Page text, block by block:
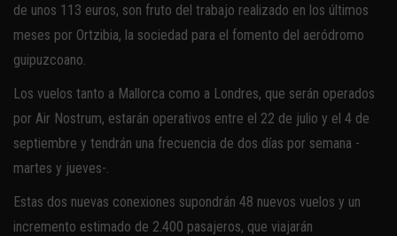
de unos 113 euros, son fruto del trabajo realizado en los últimos
meses por Ortzibia, la sociedad para el fomento del aeródromo
guipuzcoano.
Los vuelos tanto a Mallorca como a Londres, que serán operados
por Air Nostrum, estarán operativos entre el 22 de julio y el 4 de
septiembre y tendrán una frecuencia de dos días por semana -
martes y jueves-.
Estas dos nuevas conexiones supondrán 48 nuevos vuelos y un
incremento estimado de 2.400 pasajeros, que viajarán